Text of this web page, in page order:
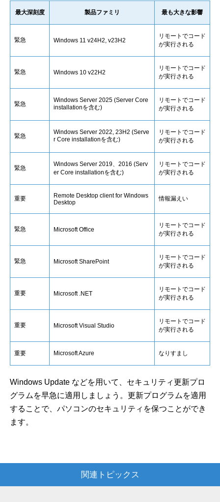
最大深刻度 製品ファミリ 最も大きな影響
緊急 Windows 11 v24H2, v23H2
リモートでコード
が実行される
緊急 Windows 10 v22H2
リモートでコード
が実行される
緊急
Windows Server 2025 (Server Core
installationを含む)
リモートでコード
が実行される
緊急
Windows Server 2022, 23H2 (Serve
r Core installationを含む)
リモートでコード
が実行される
緊急
Windows Server 2019、2016 (Serv
er Core installationを含む)
リモートでコード
が実行される
重要
Remote Desktop client for Windows
Desktop
情報漏えい
緊急 Microsoft Office
リモートでコード
が実行される
緊急 Microsoft SharePoint
リモートでコード
が実行される
重要 Microsoft .NET
リモートでコード
が実行される
重要 Microsoft Visual Studio
リモートでコード
が実行される
重要 Microsoft Azure なりすまし
Windows Update などを用いて、セキュリティ更新プロ
グラムを早急に適用しましょう。更新プログラムを適用
することで、パソコンのセキュリティを保つことができ
ます。
関連トピックス